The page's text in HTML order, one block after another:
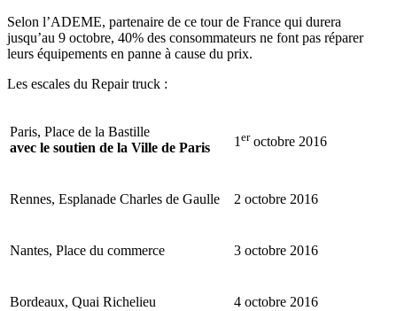
Selon l’ADEME, partenaire de ce tour de France qui durera
jusqu’au 9 octobre, 40% des consommateurs ne font pas réparer
leurs équipements en panne à cause du prix.
Les escales du Repair truck :
Paris, Place de la Bastille
avec le soutien de la Ville de Paris
1 eroctobre 2016
Rennes, Esplanade Charles de Gaulle 2 octobre 2016
Nantes, Place du commerce 3 octobre 2016
Bordeaux, Quai Richelieu 4 octobre 2016